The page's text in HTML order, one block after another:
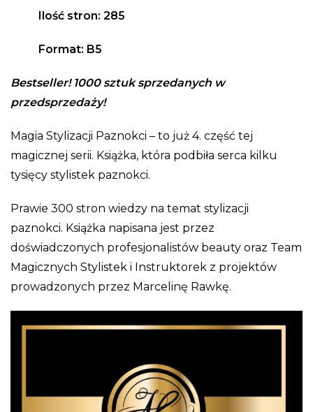
Ilość stron: 285
Format: B5
Bestseller! 1000 sztuk sprzedanych w
przedsprzedaży!
Magia Stylizacji Paznokci – to już 4. część tej
magicznej serii. Książka, która podbiła serca kilku
tysięcy stylistek paznokci.
Prawie 300 stron wiedzy na temat stylizacji
paznokci. Książka napisana jest przez
doświadczonych profesjonalistów beauty oraz Team
Magicznych Stylistek i Instruktorek z projektów
prowadzonych przez Marcelinę Rawkę.